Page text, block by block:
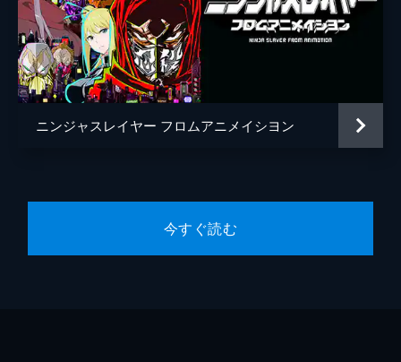
ニンジャスレイヤー フロムアニメイシヨン
今すぐ読む